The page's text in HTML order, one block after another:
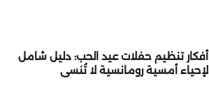
أفكار تنظيم حفلات عيد الحب: دليل شامل
لإحياء أمسية رومانسية لا تُنسى